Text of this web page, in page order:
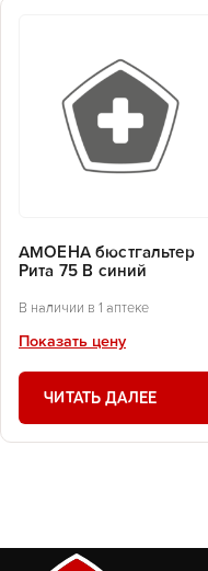
АМОЕНА бюстгальтер
Рита 75 В синий
В наличии в 1 аптеке
Показать цену
ЧИТАТЬ ДАЛЕЕ